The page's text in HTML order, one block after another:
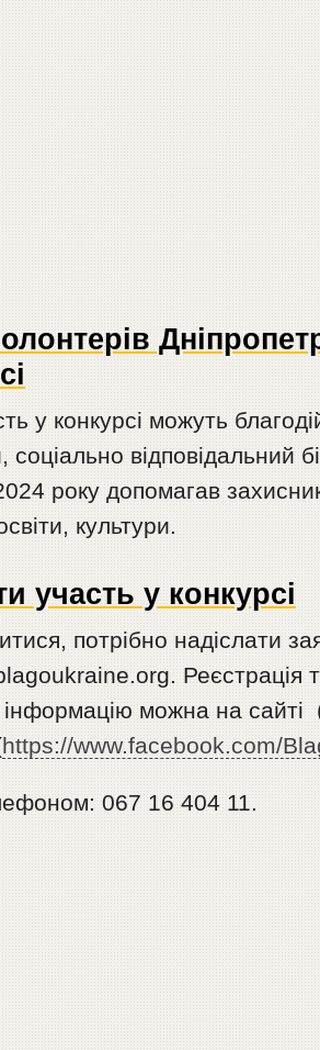
у конкурсі можуть
соціально відповідальний
року допомагав
культури.
участь у конкурсі
потрібно надіслати
Реєстрація
інформацію можна на сайті
https://www.facebook.com/
067 16 404 11.